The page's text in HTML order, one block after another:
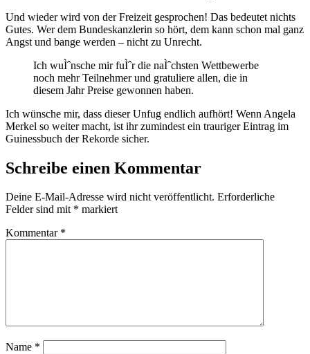
Und wieder wird von der Freizeit gesprochen! Das bedeutet nichts
Gutes. Wer dem Bundeskanzlerin so hört, dem kann schon mal ganz
Angst und bange werden – nicht zu Unrecht.
Ich wuÌˆnsche mir fuÌˆr die naÌˆchsten Wettbewerbe
noch mehr Teilnehmer und gratuliere allen, die in
diesem Jahr Preise gewonnen haben.
Ich wünsche mir, dass dieser Unfug endlich aufhört! Wenn Angela
Merkel so weiter macht, ist ihr zumindest ein trauriger Eintrag im
Guinessbuch der Rekorde sicher.
Schreibe einen Kommentar
Deine E-Mail-Adresse wird nicht veröffentlicht. Erforderliche
Felder sind mit * markiert
Kommentar *
Name *